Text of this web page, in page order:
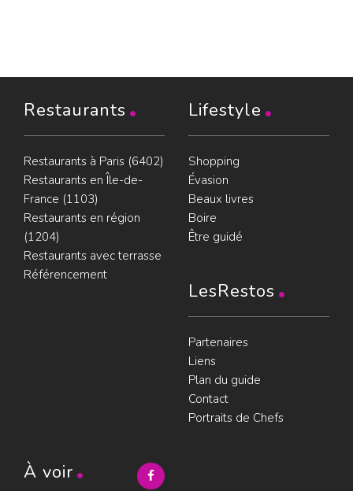
Restaurants
Restaurants à Paris (6402)
Restaurants en Île-de-
France (1103)
Restaurants en région
(1204)
Restaurants avec terrasse
Référencement
Lifestyle
Shopping
Évasion
Beaux livres
Boire
Être guidé
LesRestos
Partenaires
Liens
Plan du guide
Contact
Portraits de Chefs
À voir